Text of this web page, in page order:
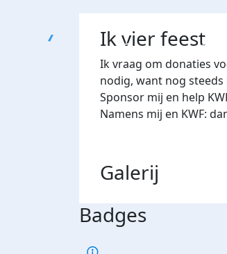
Ik vier feest
Ik vraag om donaties
nodig, want nog
Sponsor mij en help
Namens mij en KWF:
Galerij
Badges